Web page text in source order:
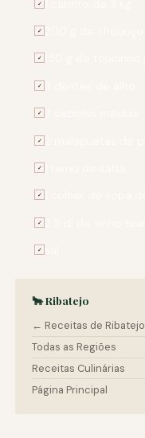
✓
✓
✓
✓
✓
✓
✓
✓
✓
✓
🐂 Ribatejo
← Receitas de Ribatejo
Todas as Regiões
Receitas Culinárias
Página Principal